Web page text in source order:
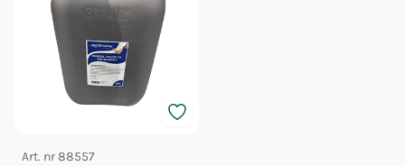
Art. nr88557